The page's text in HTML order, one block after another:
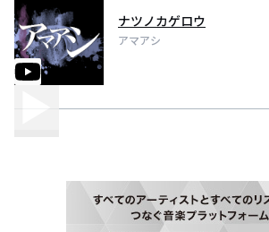
ナツノカゲロウ
アマアシ